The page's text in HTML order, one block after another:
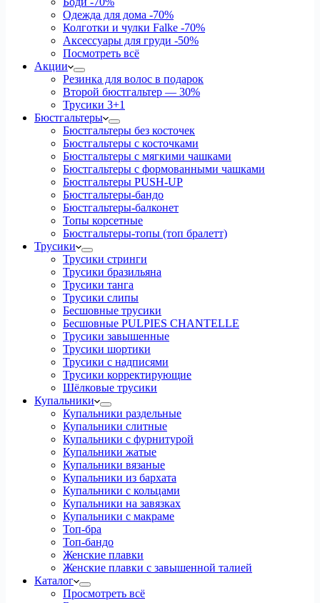
Одежда для дома -70%
Колготки и чулки Falke -70%
Аксессуары для груди -50%
Посмотреть всё
Акции
Резинка для волос в подарок
Второй бюстгальтер — 30%
Трусики 3+1
Бюстгальтеры
Бюстгальтеры без косточек
Бюстгальтеры с косточками
Бюстгальтеры с мягкими чашками
Бюстгальтеры с формованными чашками
Бюстгальтеры PUSH-UP
Бюстгальтеры-бандо
Бюстгальтеры-балконет
Топы корсетные
Бюстгальтеры-топы (топ бралетт)
Трусики
Трусики стринги
Трусики бразильяна
Трусики танга
Трусики слипы
Бесшовные трусики
Бесшовные PULPIES CHANTELLE
Трусики завышенные
Трусики шортики
Трусики с надписями
Трусики корректирующие
Шёлковые трусики
Купальники
Купальники раздельные
Купальники слитные
Купальники с фурнитурой
Купальники жатые
Купальники вязаные
Купальники из бархата
Купальники с кольцами
Купальники на завязках
Купальники с макраме
Топ-бра
Топ-бандо
Женские плавки
Женские плавки с завышенной талией
Каталог
Просмотреть всё